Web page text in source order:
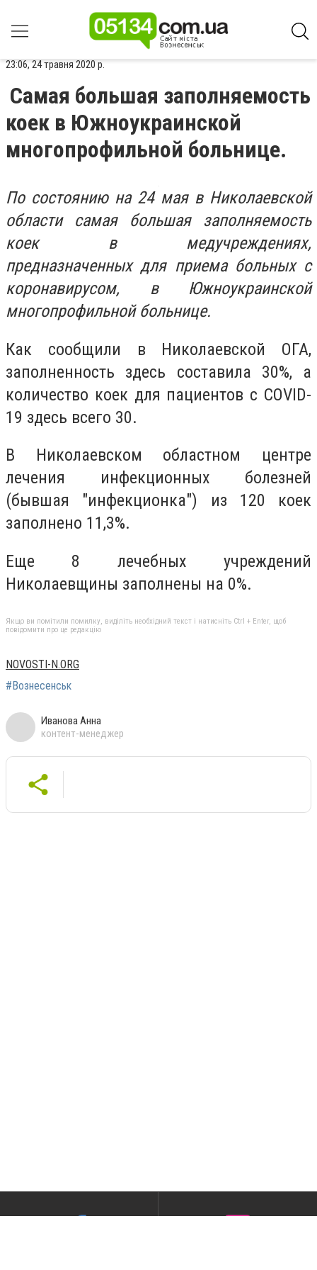
23:06, 24 травня 2020 р.
Самая большая заполняемость
коек в Южноукраинской
многопрофильной больнице.
По состоянию на 24 мая в Николаевской
области самая большая заполняемость
коек в медучреждениях,
предназначенных для приема больных с
коронавирусом, в Южноукраинской
многопрофильной больнице.
Как сообщили в Николаевской ОГА,
заполненность здесь составила 30%, а
количество коек для пациентов с COVID-
19 здесь всего 30.
В Николаевском областном центре
лечения инфекционных болезней
(бывшая "инфекционка") из 120 коек
заполнено 11,3%.
Еще 8 лечебных учреждений
Николаевщины заполнены на 0%.
Якщо ви помітили помилку, виділіть необхідний текст і натисніть Ctrl + Enter, щоб
повідомити про це редакцію
NOVOSTI-N.ORG
#Вознесенськ
Иванова Анна
контент-менеджер